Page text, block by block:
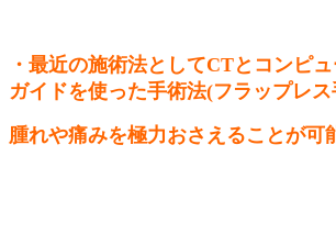
・最近の施術法としてCTとコンピ
ガイドを使った手術法(フラップレ
腫れや痛みを極力おさえることが可